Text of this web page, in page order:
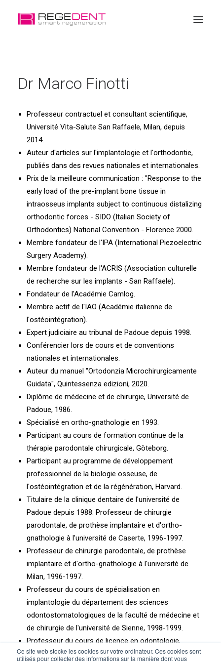
Ce site web stocke les cookies sur votre ordinateur. Ces cookies sont
utilisés pour collecter des informations sur la manière dont vous
La régénération dentaire
Éducation
A propos de Regedent
Boutique en ligne
Dr Marco Finotti
Professeur contractuel et consultant scientifique,
Université Vita-Salute San Raffaele, Milan, depuis
2014.
Auteur d'articles sur l'implantologie et l'orthodontie,
publiés dans des revues nationales et internationales.
Prix de la meilleure communication : "Response to the
early load of the pre-implant bone tissue in
intraosseus implants subject to continuous distalizing
orthodontic forces - SIDO (Italian Society of
Orthodontics) National Convention - Florence 2000.
Membre fondateur de l'IPA (International Piezoelectric
Surgery Academy).
Membre fondateur de l'ACRIS (Association culturelle
de recherche sur les implants - San Raffaele).
Fondateur de l'Académie Camlog.
Membre actif de l'IAO (Académie italienne de
l'ostéointégration).
Expert judiciaire au tribunal de Padoue depuis 1998.
Conférencier lors de cours et de conventions
nationales et internationales.
Auteur du manuel "Ortodonzia Microchirurgicamente
Guidata", Quintessenza edizioni, 2020.
Diplôme de médecine et de chirurgie, Université de
Padoue, 1986.
Spécialisé en ortho-gnathologie en 1993.
Participant au cours de formation continue de la
thérapie parodontale chirurgicale, Göteborg.
Participant au programme de développement
professionnel de la biologie osseuse, de
l'ostéointégration et de la régénération, Harvard.
Titulaire de la clinique dentaire de l'université de
Padoue depuis 1988. Professeur de chirurgie
parodontale, de prothèse implantaire et d'ortho-
gnathologie à l'université de Caserte, 1996-1997.
Professeur de chirurgie parodontale, de prothèse
implantaire et d'ortho-gnathologie à l'université de
Milan, 1996-1997.
Professeur du cours de spécialisation en
implantologie du département des sciences
odontostomatologiques de la faculté de médecine et
de chirurgie de l'université de Sienne, 1998-1999.
Professeur du cours de licence en odontologie,
faculté de médecine et de chirurgie de l'université de